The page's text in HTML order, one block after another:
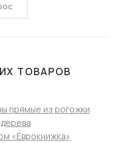
ТОВАРОВ
прямые из рогожки
«Еврокнижка»